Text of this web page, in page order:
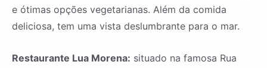
e ótimas opções vegetarianas. Além da comida
deliciosa, tem uma vista deslumbrante para o mar.
Restaurante Lua Morena: situado na famosa Rua